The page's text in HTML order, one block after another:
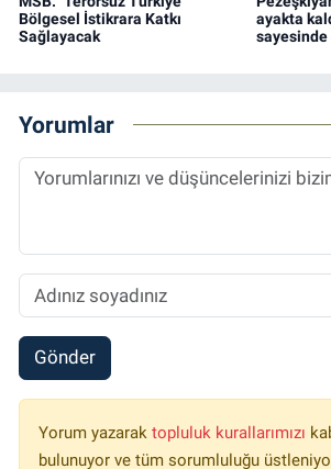
Bölgesel İstikrara Katkı
Sağlayacak
ayakta
sayesinde
Yorumlar
Gönder
Yorum yazarak topluluk kurallarımızı
bulunuyor ve tüm sorumluluğu